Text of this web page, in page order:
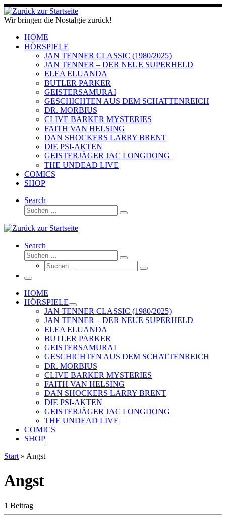
Zum
Inhalt
springen
Wir bringen die Nostalgie zurück!
HOME
HÖRSPIELE
JAN TENNER CLASSIC (1980/2025)
JAN TENNER – DER NEUE SUPERHELD
ELEA ELUANDA
BUTLER PARKER
GEISTERSAMURAI
GESCHICHTEN AUS DEM SCHATTENREICH
DR. MORBIUS
CLIVE BARKER MYSTERIES
FAITH VAN HELSING
DAN SHOCKERS LARRY BRENT
DIE PSI-AKTEN
GEISTERJÄGER JAC LONGDONG
THE UNDEAD LIVE
COMICS
SHOP
Search
Suche
Suchen …
Search
Suche
Suchen …
Suche
Suchen …
Menü
HOME
HÖRSPIELE
JAN TENNER CLASSIC (1980/2025)
JAN TENNER – DER NEUE SUPERHELD
ELEA ELUANDA
BUTLER PARKER
GEISTERSAMURAI
GESCHICHTEN AUS DEM SCHATTENREICH
DR. MORBIUS
CLIVE BARKER MYSTERIES
FAITH VAN HELSING
DAN SHOCKERS LARRY BRENT
DIE PSI-AKTEN
GEISTERJÄGER JAC LONGDONG
THE UNDEAD LIVE
COMICS
SHOP
Start » Angst
Angst
1 Beitrag